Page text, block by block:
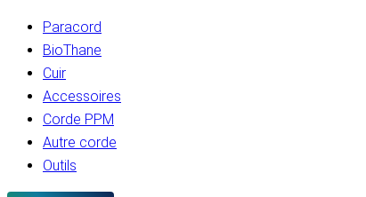
Paracord
BioThane
Cuir
Accessoires
Corde PPM
Autre corde
Outils